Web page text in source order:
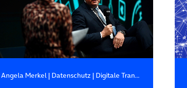
Angela Merkel| Datenschutz | Digitale Transformation